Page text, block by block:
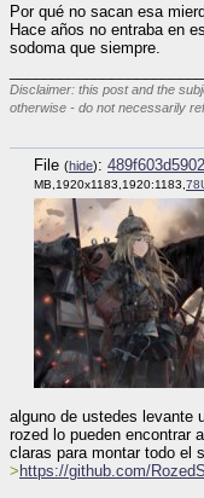
Por qué no sacan esa
Hace años no entraba en
sodoma que siempre.
Disclaimer: this post and the
otherwise - do not necessarily
File (hide):
MB,1920x1183,1920:1183,
alguno de ustedes levante
rozed lo pueden encontrar
claras para montar todo el
> https://github.com/